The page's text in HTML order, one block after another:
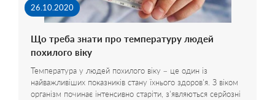
26.10.2020
Що треба знати про температуру людей
похилого віку
Температура у людей похилого віку – це один із
найважливіших показників стану їхнього здоров'я. З віком
організм починає інтенсивно старіти, з'являються серйозні